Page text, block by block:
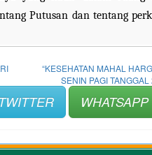
Putusan dan tentang
“KESEHATAN MAHAL
SENIN PAGI
TWITTER WHATSAPP